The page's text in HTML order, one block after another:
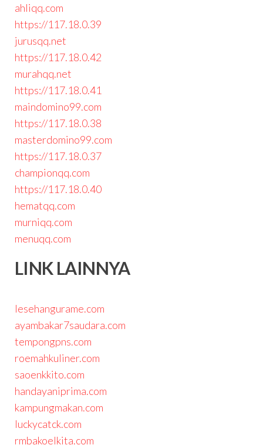
ahliqq.com
https://117.18.0.39
jurusqq.net
https://117.18.0.42
murahqq.net
https://117.18.0.41
maindomino99.com
https://117.18.0.38
masterdomino99.com
https://117.18.0.37
championqq.com
https://117.18.0.40
hematqq.com
murniqq.com
menuqq.com
LINK LAINNYA
lesehangurame.com
ayambakar7saudara.com
tempongpns.com
roemahkuliner.com
saoenkkito.com
handayaniprima.com
kampungmakan.com
luckycatck.com
rmbakoelkita.com